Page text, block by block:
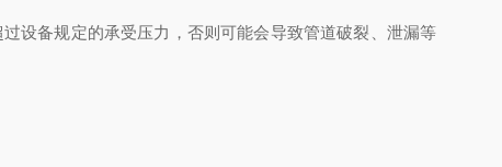
设备规定的承受压力，否则可能会导致管道破裂、泄漏等